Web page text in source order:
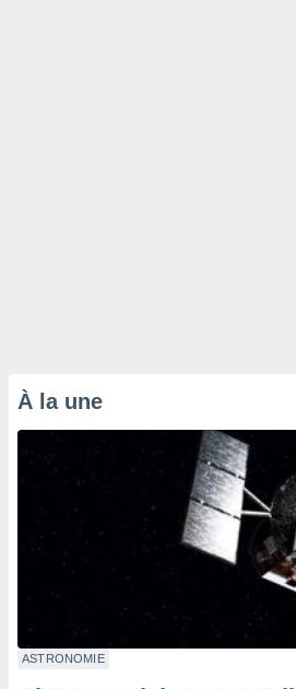
À la une
ASTRONOMIE